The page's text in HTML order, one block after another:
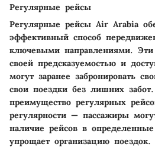
Регулярные рейсы
Регулярные рейсы Air Arabia
эффективный способ
ключевыми направлениями.
своей предсказуемостью и
могут заранее забронировать
свои поездки без лишних
преимущество регулярных
регулярности — пассажиры
наличие рейсов в
упрощает организацию поездок.